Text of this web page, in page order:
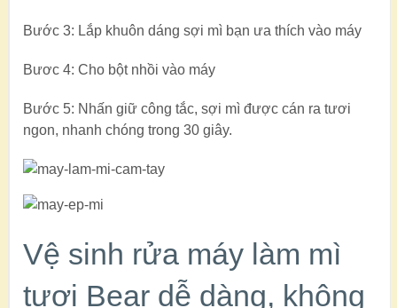
Bước 3: Lắp khuôn dáng sợi mì bạn ưa thích vào máy
Bươc 4: Cho bột nhồi vào máy
Bước 5: Nhấn giữ công tắc, sợi mì được cán ra tươi
ngon, nhanh chóng trong 30 giây.
Vệ sinh rửa máy làm mì
tươi Bear dễ dàng, không